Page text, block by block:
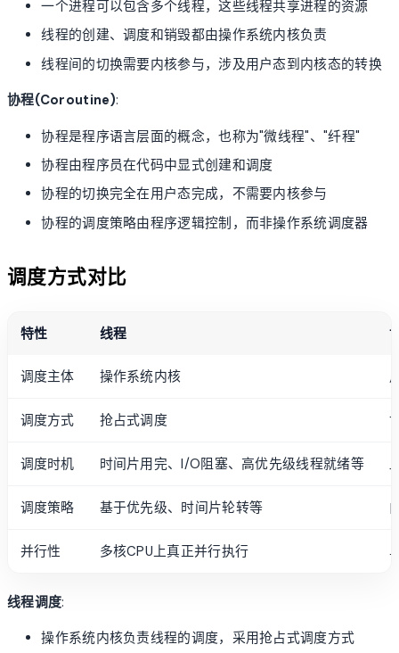
一个进程可以包含多个线程，这些线程共享进程的资源
线程的创建、调度和销毁都由操作系统内核负责
线程间的切换需要内核参与，涉及用户态到内核态的转换
协程(Coroutine):
协程是程序语言层面的概念，也称为"微线程"、"纤程"
协程由程序员在代码中显式创建和调度
协程的切换完全在用户态完成，不需要内核参与
协程的调度策略由程序逻辑控制，而非操作系统调度器
调度方式对比
特性 线程
调度主体 操作系统内核
调度方式 抢占式调度
调度时机 时间片用完、I/O阻塞、高优先级线程就绪等
调度策略 基于优先级、时间片轮转等
并行性 多核CPU上真正并行执行
线程调度:
操作系统内核负责线程的调度，采用抢占式调度方式